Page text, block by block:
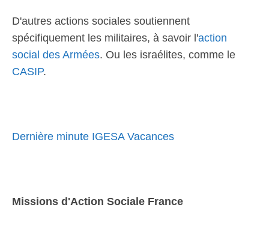
D'autres actions sociales soutiennent
spécifiquement les militaires, à savoir l'action
social des Armées. Ou les israélites, comme le
CASIP.
Dernière minute IGESA Vacances
Missions d'Action Sociale France